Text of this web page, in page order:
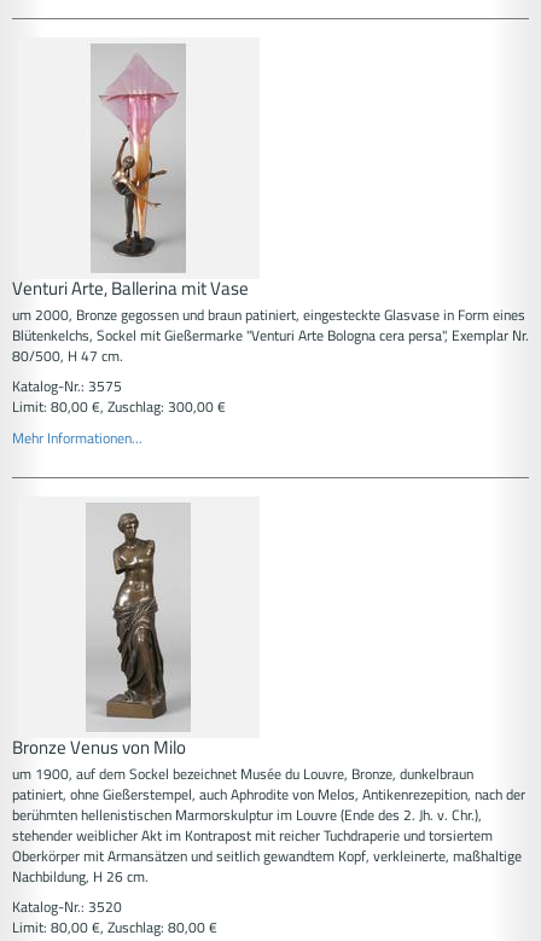
Venturi Arte, Ballerina mit Vase
um 2000, Bronze gegossen und braun patiniert, eingesteckte Glasvase in Form eines
Blütenkelchs, Sockel mit Gießermarke "Venturi Arte Bologna cera persa", Exemplar Nr.
80/500, H 47 cm.
Katalog-Nr.: 3575
Limit: 80,00 €, Zuschlag: 300,00 €
Mehr Informationen...
Bronze Venus von Milo
um 1900, auf dem Sockel bezeichnet Musée du Louvre, Bronze, dunkelbraun
patiniert, ohne Gießerstempel, auch Aphrodite von Melos, Antikenrezepition, nach der
berühmten hellenistischen Marmorskulptur im Louvre (Ende des 2. Jh. v. Chr.),
stehender weiblicher Akt im Kontrapost mit reicher Tuchdraperie und torsiertem
Oberkörper mit Armansätzen und seitlich gewandtem Kopf, verkleinerte, maßhaltige
Nachbildung, H 26 cm.
Katalog-Nr.: 3520
Limit: 80,00 €, Zuschlag: 80,00 €